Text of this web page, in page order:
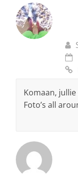
Komaan,
Foto’s all